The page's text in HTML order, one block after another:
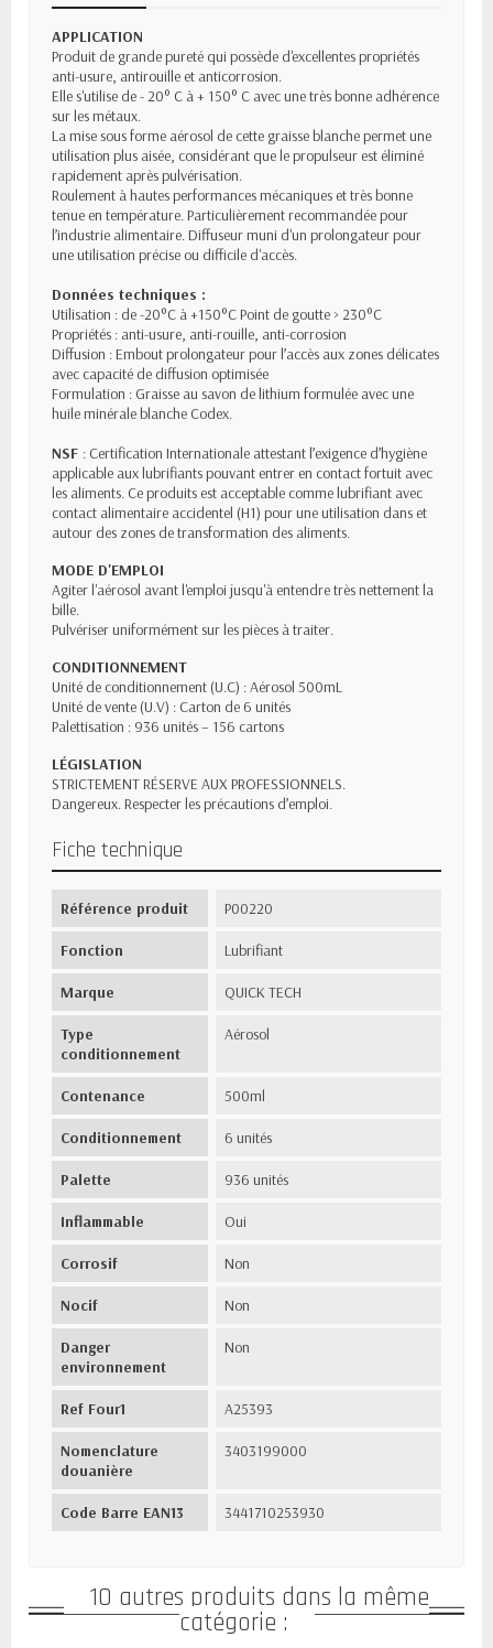
APPLICATION
Produit de grande pureté qui possède d'excellentes propriétés
anti-usure, antirouille et anticorrosion.
Elle s'utilise de - 20° C à + 150° C avec une très bonne adhérence
sur les métaux.
La mise sous forme aérosol de cette graisse blanche permet une
utilisation plus aisée, considérant que le propulseur est éliminé
rapidement après pulvérisation.
Roulement à hautes performances mécaniques et très bonne
tenue en température. Particulièrement recommandée pour
l’industrie alimentaire. Diffuseur muni d'un prolongateur pour
une utilisation précise ou difficile d'accès.
Données techniques :
Utilisation : de -20°C à +150°C Point de goutte > 230°C
Propriétés : anti-usure, anti-rouille, anti-corrosion
Diffusion : Embout prolongateur pour l’accès aux zones délicates
avec capacité de diffusion optimisée
Formulation : Graisse au savon de lithium formulée avec une
huile minérale blanche Codex.
NSF : Certification Internationale attestant l’exigence d’hygiène
applicable aux lubrifiants pouvant entrer en contact fortuit avec
les aliments. Ce produits est acceptable comme lubrifiant avec
contact alimentaire accidentel (H1) pour une utilisation dans et
autour des zones de transformation des aliments.
MODE D'EMPLOI
Agiter l'aérosol avant l'emploi jusqu'à entendre très nettement la
bille.
Pulvériser uniformément sur les pièces à traiter.
CONDITIONNEMENT
Unité de conditionnement (U.C) : Aérosol 500mL
Unité de vente (U.V) : Carton de 6 unités
Palettisation : 936 unités – 156 cartons
LÉGISLATION
STRICTEMENT RÉSERVE AUX PROFESSIONNELS.
Dangereux. Respecter les précautions d’emploi.
Fiche technique
Référence produit P00220
Fonction Lubrifiant
Marque QUICK TECH
Type
conditionnement
Aérosol
Contenance 500ml
Conditionnement 6 unités
Palette 936 unités
Inflammable Oui
Corrosif Non
Nocif Non
Danger
environnement
Non
Ref Four1 A25393
Nomenclature
douanière
3403199000
Code Barre EAN13 3441710253930
10 autres produits dans la même
catégorie :